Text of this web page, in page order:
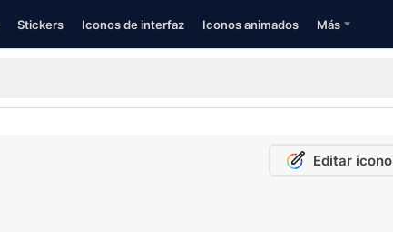
Stickers Iconos de interfaz Iconos animados Más
Editar icono